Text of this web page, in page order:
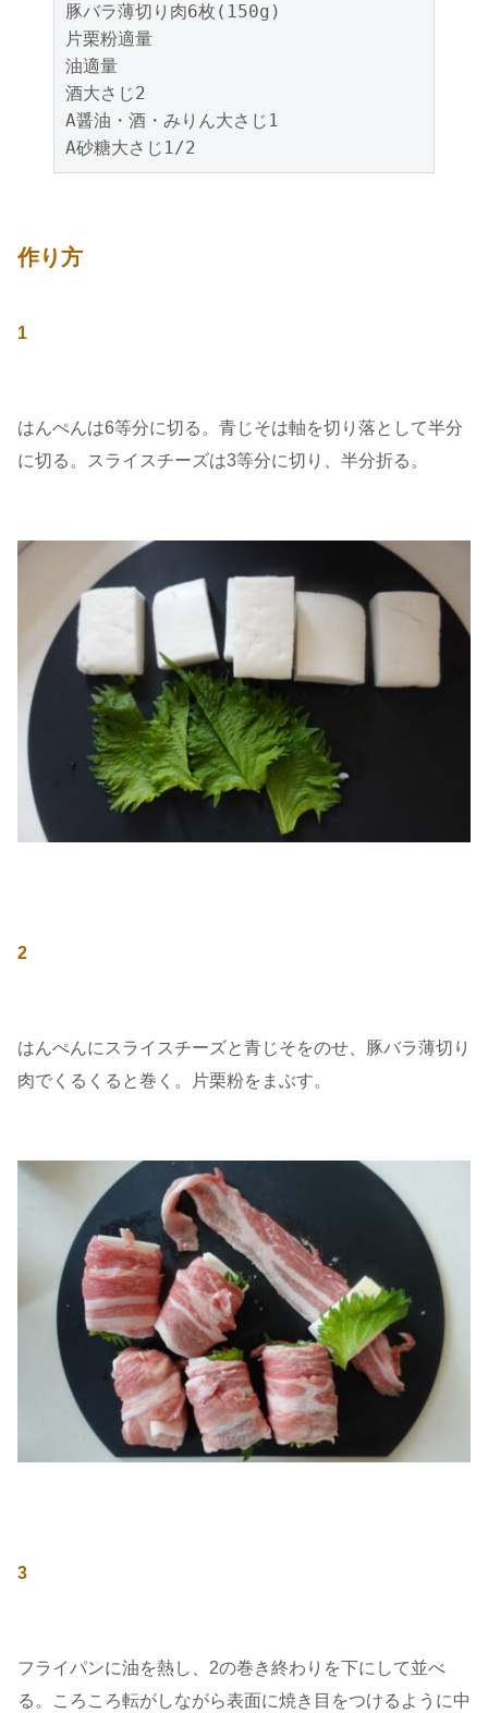
豚バラ薄切り肉6枚(150g)
片栗粉適量
油適量
酒大さじ2
A醤油・酒・みりん大さじ1
A砂糖大さじ1/2
作り方
1
はんぺんは6等分に切る。青じそは軸を切り落として半分
に切る。スライスチーズは3等分に切り、半分折る。
2
はんぺんにスライスチーズと青じそをのせ、豚バラ薄切り
肉でくるくると巻く。片栗粉をまぶす。
3
フライパンに油を熱し、2の巻き終わりを下にして並べ
る。ころころ転がしながら表面に焼き目をつけるように中